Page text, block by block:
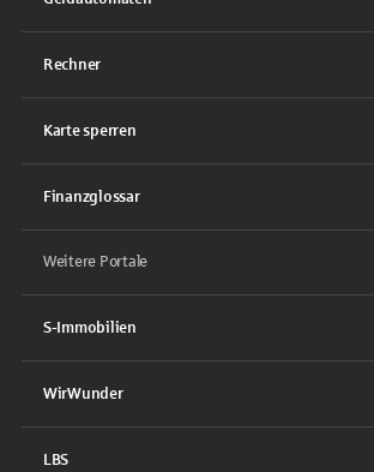
Rechner
Karte sperren
Finanzglossar
Weitere Portale
S-Immobilien
WirWunder
LBS